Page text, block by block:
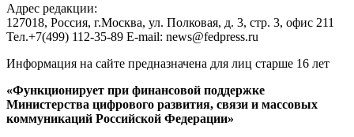
Адрес редакции:
127018, Россия, г.Москва, ул. Полковая, д. 3, стр. 3, офис 211
Тел.+7(499) 112-35-89 E-mail: news@fedpress.ru
Информация на сайте предназначена для лиц старше 16 лет
«Функционирует при финансовой поддержке
Министерства цифрового развития, связи и массовых
коммуникаций Российской Федерации»